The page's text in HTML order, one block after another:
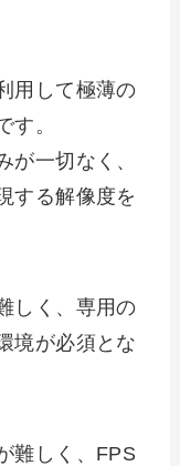
用して極薄の
す。
が一切なく、
する解像度を
しく、専用の
境が必須とな
難しく、FPS